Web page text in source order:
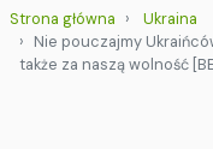
Strona główna
Ukraina
Nie pouczajmy
także za naszą wolność